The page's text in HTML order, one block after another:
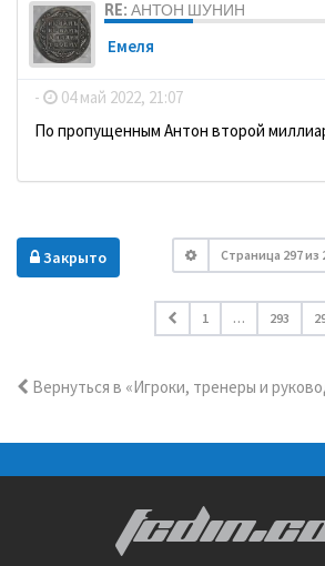
RE: АНТОН ШУНИН
Емеля
- 04 май 2022, 21:07
По пропущенным Антон второй
Закрыто Страница 297из
1 … 293
Вернуться в «Игроки, тренеры и